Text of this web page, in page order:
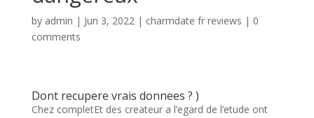
by admin | Jun 3, 2022| charmdate fr reviews | 0
comments
Dont recupere vrais donnees ? )
Chez completEt des createur a l’egard de l’etude ont